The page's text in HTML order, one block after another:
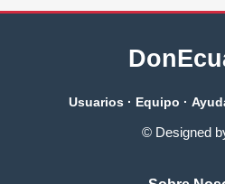
Usuarios · Equipo ·
© Designed